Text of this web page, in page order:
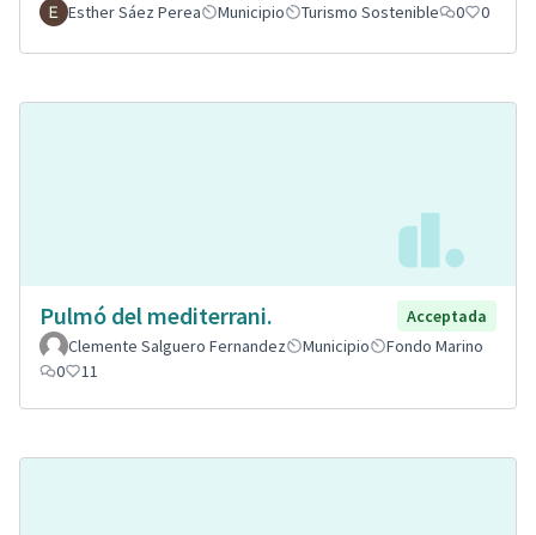
Esther Sáez Perea
Municipio Turismo Sostenible 0 0
Pulmó del mediterrani.
Acceptada
Clemente Salguero Fernandez
Municipio
Fondo Marino
0
11